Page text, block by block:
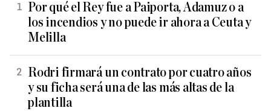
Por qué el Rey fue a Paiporta, Adamuz o a
los incendios y no puede ir ahora a Ceuta y
Melilla
Rodri firmará un contrato por cuatro años
y su ficha será una de las más altas de la
plantilla